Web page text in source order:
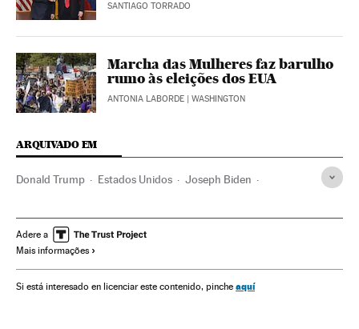
SANTIAGO TORRADO
Marcha das Mulheres faz barulho
rumo às eleições dos EUA
ANTONIA LABORDE | WASHINGTON
ARQUIVADO EM
Donald Trump Estados Unidos Joseph Biden
América Eleições EUA 2020
Adere a
Mais informações
Si está interesado en licenciar este contenido, pinche aquí